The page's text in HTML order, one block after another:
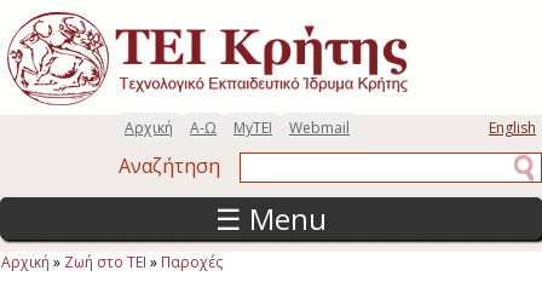
Παράκαμψη προς το κυρίως περιεχόμενο
English
Webmail
MyTEI
Α-Ω
Αρχική
Αναζήτηση
☰ Menu
Αρχική » Ζωή στο ΤΕΙ » Παροχές